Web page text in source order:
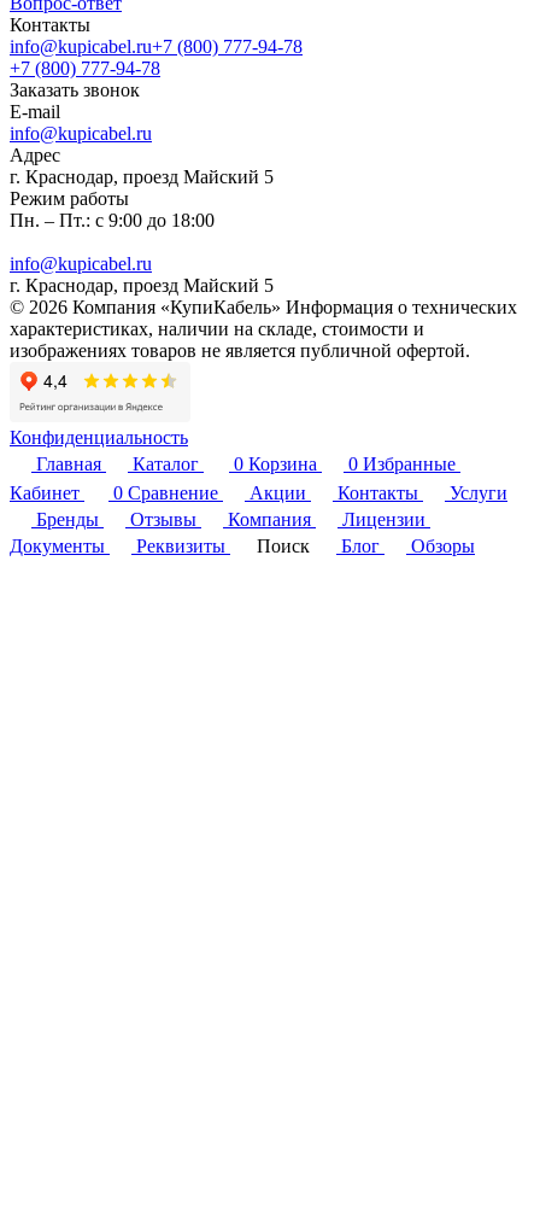
Контакты
info@kupicabel.ru+7 (800) 777-94-78
+7 (800) 777-94-78
Заказать звонок
E-mail
info@kupicabel.ru
Адрес
г. Краснодар, проезд Майский 5
Режим работы
Пн. – Пт.: с 9:00 до 18:00
info@kupicabel.ru
г. Краснодар, проезд Майский 5
© 2026 Компания «КупиКабель» Информация о технических
характеристиках, наличии на складе, стоимости и
изображениях товаров не является публичной офертой.
Конфиденциальность
Главная
Каталог 0 Корзина 0 Избранные
Кабинет
0 Сравнение Акции Контакты
Услуги
Бренды
Отзывы Компания
Лицензии
Документы
Реквизиты Поиск Блог Обзоры